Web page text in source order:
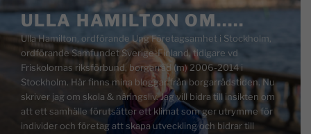
ULLA HAMILTON OM…..
Ulla Hamilton, ordförande Ung Företagsamhet i Stockholm,
ordförande Samfundet Sverige-Finland, tidigare vd
Friskolornas riksförbund, borgarråd (m) 2006-2014 i
Stockholm. Här finns mina bloggar från borgarrådstiden. Nu
skriver jag om skola & näringsliv. Jag vill bidra till insikten om
att ett samhälle förutsätter ett klimat som ger utrymme för
individer och företag att skapa utveckling och bidrar till